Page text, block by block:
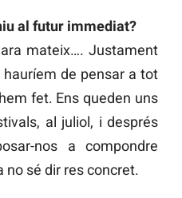
al futur immediat?
mateix…. Justament
de pensar a tot
fet. Ens queden uns
al juliol, i després
nos a compondre
no sé dir res concret.